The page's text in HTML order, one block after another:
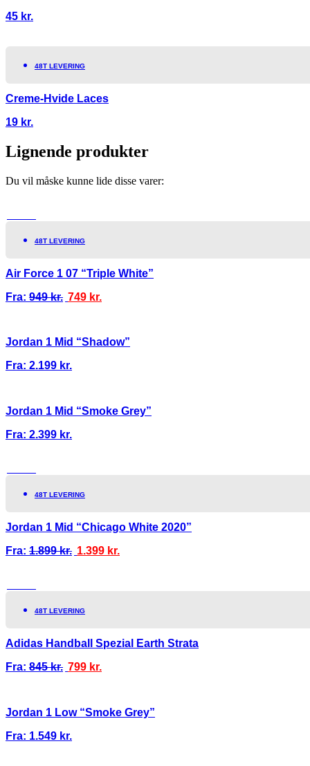
45 kr.
48T LEVERING
Creme-Hvide Laces
19 kr.
Lignende produkter
Du vil måske kunne lide disse varer:
48T LEVERING
Air Force 1 07 “Triple White”
Fra: 949kr. 749 kr.
Jordan 1 Mid “Shadow”
Fra: 2.199 kr.
Jordan 1 Mid “Smoke Grey”
Fra: 2.399 kr.
48T LEVERING
Jordan 1 Mid “Chicago White 2020”
Fra: 1.899kr. 1.399 kr.
48T LEVERING
Adidas Handball Spezial Earth Strata
Fra: 845kr. 799 kr.
Jordan 1 Low “Smoke Grey”
Fra: 1.549 kr.